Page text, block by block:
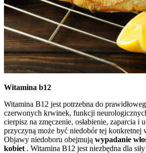
Witamina b12
Witamina B12 jest potrzebna do
czerwonych krwinek, funkcji
cierpisz na zmęczenie, osłabienie, zaparcia i
przyczyną może być niedobór tej konkretnej
Objawy niedoboru obejmują wypadanie
kobiet . Witamina B12 jest niezbędna dla